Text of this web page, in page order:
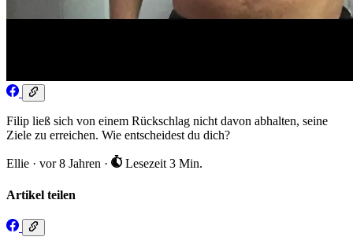
Filip ließ sich von einem Rückschlag nicht davon abhalten, seine
Ziele zu erreichen. Wie entscheidest du dich?
Ellie · vor 8 Jahren · Lesezeit 3 Min.
Artikel teilen